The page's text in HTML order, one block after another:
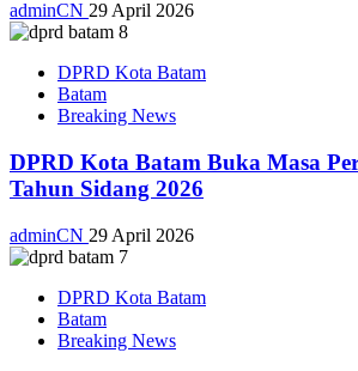
adminCN 29 April 2026
DPRD Kota Batam
Batam
Breaking News
DPRD Kota Batam Buka Masa
Tahun Sidang 2026
adminCN 29 April 2026
DPRD Kota Batam
Batam
Breaking News